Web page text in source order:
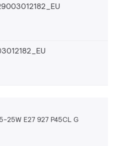
25W E27 927 P45CL G